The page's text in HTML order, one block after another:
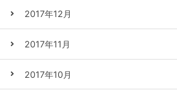
2017年12月
2017年11月
2017年10月